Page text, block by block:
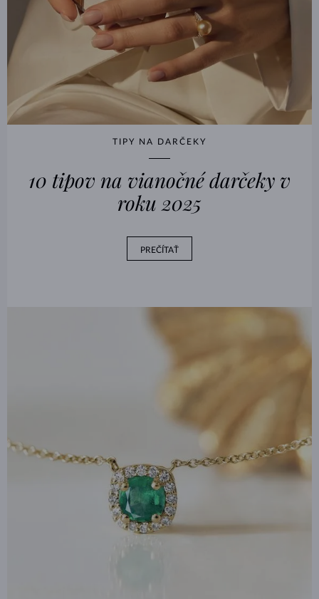
TIPY NA DARČEKY
10 tipov na vianočné darčeky v
roku 2025
PREČÍTAŤ